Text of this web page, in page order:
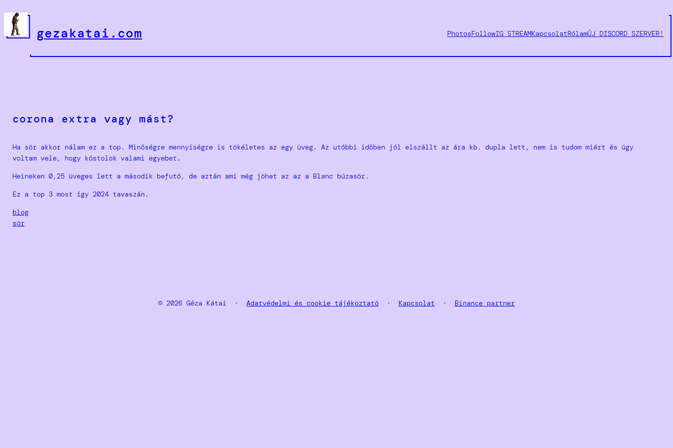
tartalomhozgezakatai.com PhotosFollowIG STREAMKapcsolatRólamÚJ DISCORD SZERVER!
corona extra vagy mást?
Ha sör akkor nálam ez a top. Minőségre mennyiségre is tökéletes az egy üveg. Az utóbbi időben jól elszállt az ára kb. dupla lett, nem is tudom miért és úgy
voltam vele, hogy kóstolok valami egyebet.
Heineken 0,25 üveges lett a második befutó, de aztán ami még jöhet az az a Blanc búzasör.
Ez a top 3 most így 2024 tavaszán.
blog
sör
© 2026 Géza Kátai · Adatvédelmi és cookie tájékoztató · Kapcsolat · Binance partner